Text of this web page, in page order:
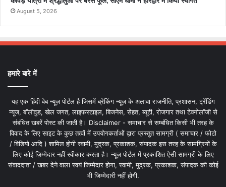
August 5, 2026
हमारे बारे में
यह एक हिंदी वेब न्यूज़ पोर्टल है जिसमें ब्रेकिंग न्यूज़ के अलावा राजनीति, प्रशासन, ट्रेंडिंग
न्यूज, बॉलीवुड, खेल जगत, लाइफस्टाइल, बिजनेस, सेहत, ब्यूटी, रोजगार तथा टेक्नोलॉजी से
संबंधित खबरें पोस्ट की जाती है। Disclaimer - समाचार से सम्बंधित किसी भी तरह के
विवाद के लिए साइट के कुछ तत्वों में उपयोगकर्ताओं द्वारा प्रस्तुत सामग्री ( समाचार / फोटो
/ विडियो आदि ) शामिल होगी स्वामी, मुद्रक, प्रकाशक, संपादक इस तरह के सामग्रियों के
लिए कोई ज़िम्मेदार नहीं स्वीकार करता है। न्यूज़ पोर्टल में प्रकाशित ऐसी सामग्री के लिए
संवाददाता / खबर देने वाला स्वयं जिम्मेदार होगा, स्वामी, मुद्रक, प्रकाशक, संपादक की कोई
भी जिम्मेदारी नहीं होगी.